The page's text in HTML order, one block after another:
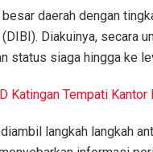
daerah dengan
Diakuinya, secara
status siaga hingga ke
Katingan Tempati Kantor
langkah langkah